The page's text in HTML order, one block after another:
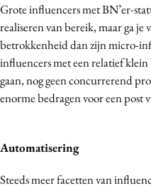
Effectiviteit
Gedragsverandering
Influencer marketing
Martech
Programmatic
Grote influencers met BN’er-
realiseren van bereik, maar ga
betrokkenheid dan zijn micro-
influencers met een relatief klein
gaan, nog geen concurrerend
enorme bedragen voor een post
Automatisering
Steeds meer facetten van